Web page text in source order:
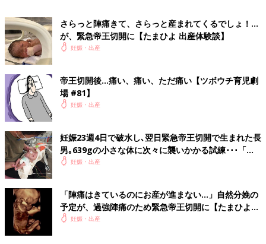
さらっと陣痛きて、さらっと産まれてくるでしょ！…
が、緊急帝王切開に【たまひよ 出産体験談】
妊娠・出産
帝王切開後…痛い、痛い、ただ痛い【ツボウチ育児劇
場 #81】
妊娠・出産
妊娠23週4日で破水し､翌日緊急帝王切開で生まれた長
男｡639gの小さな体に次々に襲いかかる試練･･･「生
きて」と願い続けた【超低出生体重児】
妊娠・出産
「陣痛はきているのにお産が進まない…」自然分娩の
予定が、過強陣痛のため緊急帝王切開に【たまひよ
出産体験談】
妊娠・出産